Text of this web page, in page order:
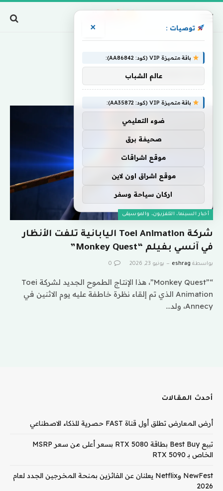
ANIMATION
أخبار السينما، التلفزيون، والموسيقى
شركة Toei Animation اليابانية تلفت الأنظار
في آنسي بفيلم “Monkey Quest”
بواسطة eshrag يونيو 23, 2026 0
“”Monkey Quest”، هذا الإنتاج الطموح الجديد لشركة Toei
Animation الذي تم إلقاء نظرة خاطفة عليه يوم الاثنين في
Annecy، ولد…
أحدث المقالات
أرض المعارض تطلق أول قناة FAST حصرية للذكاء الاصطناعي
تبيع Best Buy بطاقة RTX 5080 بسعر أعلى من سعر MSRP
الخاص بـ RTX 5090
NewFest وNetflix يعلنان عن الفائزين بمنحة المخرجين الجدد لعام
2026
توصيات : ×
باقة متميزة VIP (كود: AA86842):
عالم الشباب
باقة متميزة VIP (كود: AA35872):
ضوء التعليمي
صحيفة برق
موقع اشراقات
موقع اشراق اون لاين
اركان سياحة وسفر